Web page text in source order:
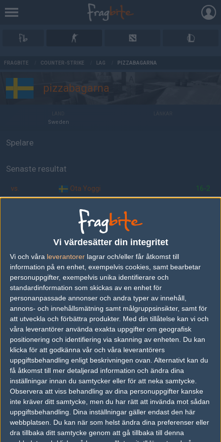
Vi värdesätter din integritet
Vi och våra leverantorer lagrar och/eller får åtkomst till
information på en enhet, exempelvis cookies, samt bearbetar
personuppgifter, exempelvis unika identifierare och
standardinformation som skickas av en enhet för
personanpassade annonser och andra typer av innehåll,
annons- och innehållsmätning samt målgruppsinsikter, samt för
att utveckla och förbättra produkter. Med din tillåtelse kan vi och
våra leverantörer använda exakta uppgifter om geografisk
positionering och identifiering via skanning av enheten. Du kan
klicka för att godkänna vår och våra leverantörers
uppgiftsbehandling enligt beskrivningen ovan. Alternativt kan du
få åtkomst till mer detaljerad information och ändra dina
inställningar innan du samtycker eller för att neka samtycke.
Observera att viss behandling av dina personuppgifter kanske
inte kräver ditt samtycke, men du har rätt att invända mot sådan
uppgiftsbehandling. Dina inställningar gäller endast den här
webbplatsen. Du kan när som helst ändra dina preferenser eller
dra tillbaka ditt samtycke genom att gå tillbaka till denna
FRAGBITE COUNTER-STRIKE LAG PIZZABAGARNA
pizzabagarna
Sweden
Spelare
Senaste resultat
vs. Ota Yoggi 16-2
Följ oss på Facebook
Följ oss på Twitter
Följ oss på Instagram
Följ oss på Twitch
Information
Annonsering
Copyright och Privacy Policy
Användaravtal
Kontakta
Om Fragbite